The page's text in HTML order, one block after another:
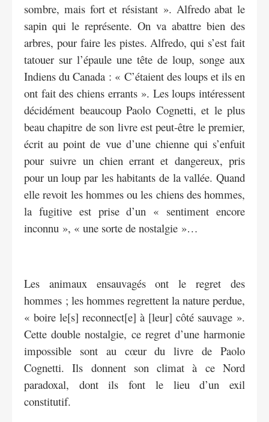
sombre, mais fort et résistant ». Alfredo abat le
sapin qui le représente. On va abattre bien des
arbres, pour faire les pistes. Alfredo, qui s’est fait
tatouer sur l’épaule une tête de loup, songe aux
Indiens du Canada : « C’étaient des loups et ils en
ont fait des chiens errants ». Les loups intéressent
décidément beaucoup Paolo Cognetti, et le plus
beau chapitre de son livre est peut-être le premier,
écrit au point de vue d’une chienne qui s’enfuit
pour suivre un chien errant et dangereux, pris
pour un loup par les habitants de la vallée. Quand
elle revoit les hommes ou les chiens des hommes,
la fugitive est prise d’un « sentiment encore
inconnu », « une sorte de nostalgie »…
Les animaux ensauvagés ont le regret des
hommes ; les hommes regrettent la nature perdue,
« boire le[s] reconnect[e] à [leur] côté sauvage ».
Cette double nostalgie, ce regret d’une harmonie
impossible sont au cœur du livre de Paolo
Cognetti. Ils donnent son climat à ce Nord
paradoxal, dont ils font le lieu d’un exil
constitutif.